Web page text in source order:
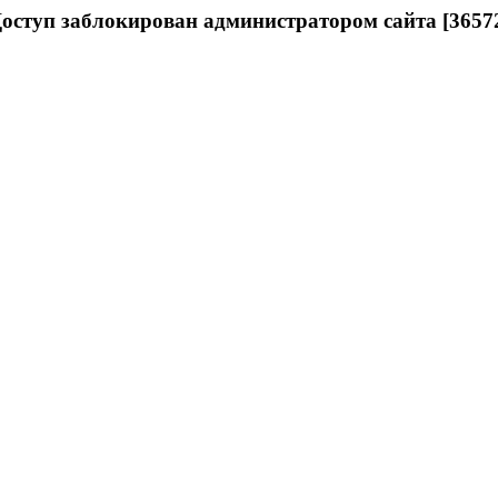
заблокирован администратором сайта